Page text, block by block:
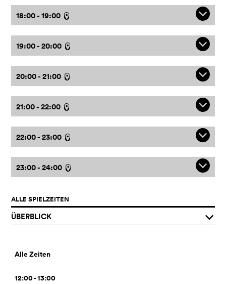
18:00 - 19:00 l q
19:00 - 20:00 l q
20:00 - 21:00 l q
21:00 - 22:00 l q
22:00 - 23:00 l q
23:00 - 24:00 l q
ALLE SPIELZEITEN
ÜBERBLICK q
Alle Zeiten
12:00 - 13:00